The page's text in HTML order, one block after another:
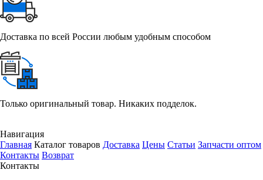
Доставка по всей России любым удобным способом
Только оригинальный товар. Никаких подделок.
Навигация
Главная Каталог товаров Доставка Цены Статьи Запчасти оптом
Контакты Возврат
Контакты